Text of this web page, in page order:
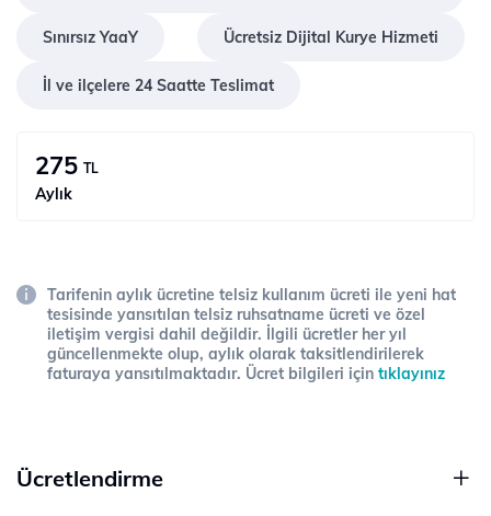
Sınırsız YaaY Ücretsiz Dijital Kurye Hizmeti
İl ve ilçelere 24 Saatte Teslimat
275 TL
Aylık
Tarifenin aylık ücretine telsiz kullanım ücreti ile yeni hat
tesisinde yansıtılan telsiz ruhsatname ücreti ve özel
iletişim vergisi dahil değildir. İlgili ücretler her yıl
güncellenmekte olup, aylık olarak taksitlendirilerek
faturaya yansıtılmaktadır. Ücret bilgileri için tıklayınız
Ücretlendirme